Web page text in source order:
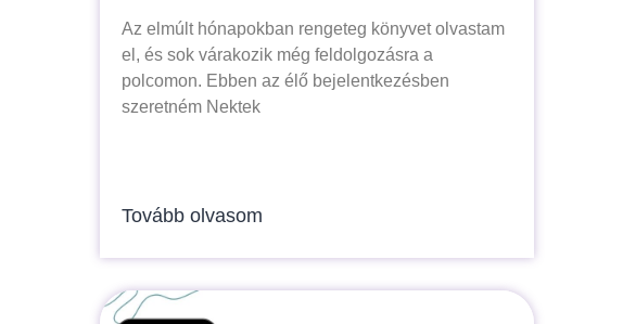
Az elmúlt hónapokban rengeteg könyvet olvastam
el, és sok várakozik még feldolgozásra a
polcomon. Ebben az élő bejelentkezésben
szeretném Nektek
Tovább olvasom